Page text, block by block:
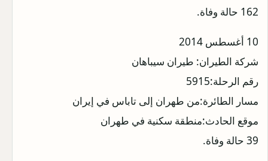
162 حالة وفاة.
10 أغسطس 2014
شركة الطيران: طيران سيباهان
رقم الرحلة:5915
مسار الطائرة:من طهران إلى تاباس في إيران
موقع الحادث:منطقة سكنية في طهران
39 حالة وفاة.